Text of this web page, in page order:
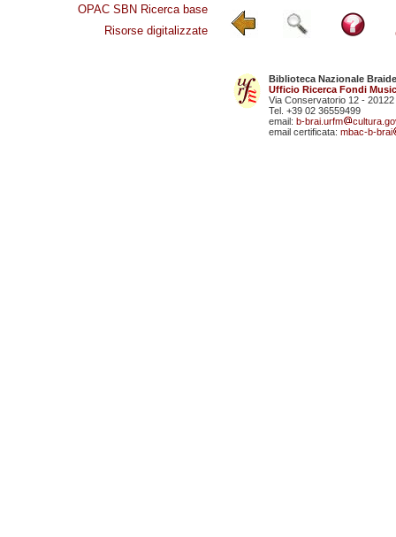
OPAC SBN Ricerca base
Risorse digitalizzate
Biblioteca Nazionale
Ufficio Ricerca Fondi
Via Conservatorio 12 - 20122
Tel. +39 02 36559499
email: b-brai.urfm
email certificata: mbac-b-brai